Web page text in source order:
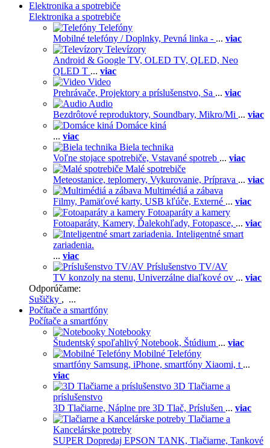
Elektronika a spotrebiče
Elektronika a spotrebiče
Telefóny
Mobilné telefóny / Doplnky, Pevná linka - ... viac
Televízory
Android & Google TV, OLED TV, QLED, Neo
QLED T ... viac
Video
Prehrávače, Projektory a príslušenstvo, Sa ... viac
Audio
Bezdrôtové reproduktory, Soundbary, Mikro/Mi ... viac
Domáce kiná
... viac
Biela technika
Voľne stojace spotrebiče, Vstavané spotreb ... viac
Malé spotrebiče
Meteostanice, teplomery, Vykurovanie, Príprava ... viac
Multimédiá a zábava
Filmy, Pamäťové karty, USB kľúče, Externé ... viac
Fotoaparáty a kamery
Fotoaparáty, Kamery, Ďalekohľady, Fotopasce, ... viac
Inteligentné smart
zariadenia.
... viac
Príslušenstvo TV/AV
TV konzoly na stenu, Univerzálne diaľkové ov ... viac
Odporúčame:
Sušičky , ...
Počítače a smartfóny
Počítače a smartfóny
Notebooky
Študentský spoľahlivý Notebook, Štúdium ... viac
Mobilné Telefóny
smartfóny Samsung, iPhone, smartfóny Xiaomi, t ...
viac
3D Tlačiarne a
príslušenstvo
3D Tlačiarne, Náplne pre 3D Tlač, Príslušen ... viac
Tlačiarne a
Kancelárske potreby
SUPER Dopredaj EPSON TANK, Tlačiarne, Tankové